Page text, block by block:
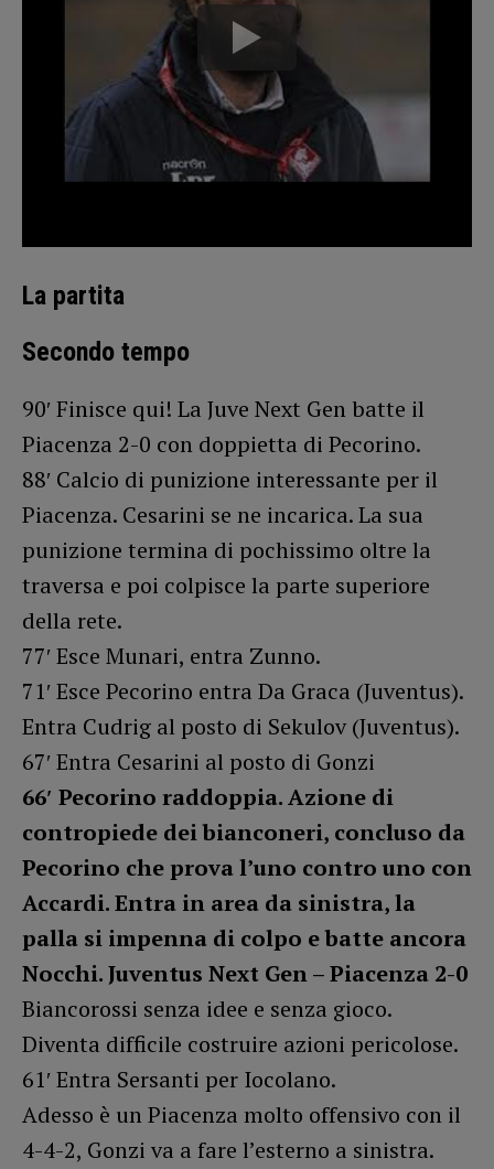
La partita
Secondo tempo
90′ Finisce qui! La Juve Next Gen batte il
Piacenza 2-0 con doppietta di Pecorino.
88′ Calcio di punizione interessante per il
Piacenza. Cesarini se ne incarica. La sua
punizione termina di pochissimo oltre la
traversa e poi colpisce la parte superiore
della rete.
77′ Esce Munari, entra Zunno.
71′ Esce Pecorino entra Da Graca (Juventus).
Entra Cudrig al posto di Sekulov (Juventus).
67′ Entra Cesarini al posto di Gonzi
66′ Pecorino raddoppia. Azione di
contropiede dei bianconeri, concluso da
Pecorino che prova l’uno contro uno con
Accardi. Entra in area da sinistra, la
palla si impenna di colpo e batte ancora
Nocchi. Juventus Next Gen – Piacenza 2-0
Biancorossi senza idee e senza gioco.
Diventa difficile costruire azioni pericolose.
61′ Entra Sersanti per Iocolano.
Adesso è un Piacenza molto offensivo con il
4-4-2, Gonzi va a fare l’esterno a sinistra.